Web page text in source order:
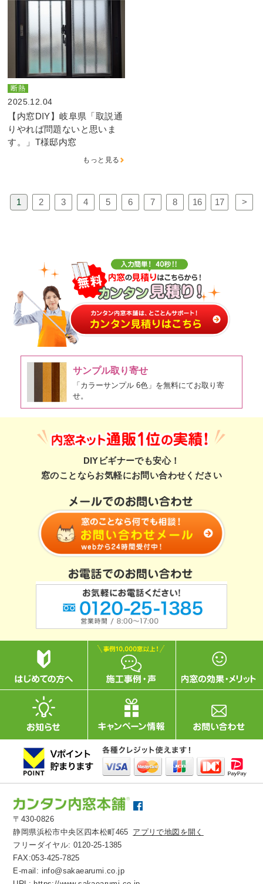
断熱
2025.12.04
【内窓DIY】岐阜県「取説通
りやれば問題ないと思いま
す。」T様邸内窓
もっと見る
1 2 3 4 5 6 7 8 16 17 >
サンプル取り寄せ
「カラーサンプル 6色」を無料にてお取り寄
せ。
DIYビギナーでも安心！
窓のことならお気軽にお問い合わせください
〒430-0826
静岡県浜松市中央区四本松町465 アプリで地図を開く
フリーダイヤル:0120-25-1385
FAX:053-425-7825
E-mail: info@sakaearumi.co.jp